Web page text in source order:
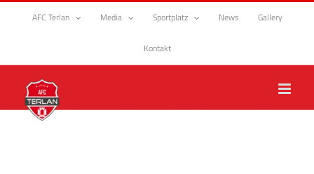
Zum
AFC Terlan Media Sportplatz News Gallery
Kontakt